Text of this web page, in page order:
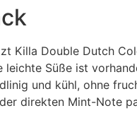
Killa Double Dutch
leichte Süße ist
und kühl, ohne
direkten Mint-Note